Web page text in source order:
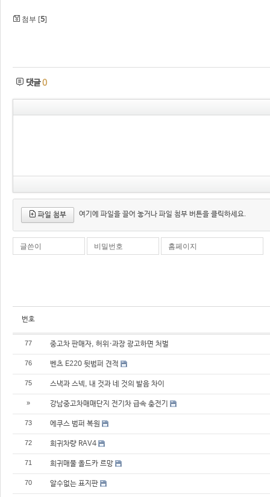
첨부 [5]
댓글0
파일 첨부 여기에 파일을 끌어 놓거나 파일 첨부 버튼을 클릭하세요.
글쓴이 비밀번호 홈페이지
번호
77 중고차 판매자, 허위·과장 광고하면 처벌
76 벤츠 E220 뒷범퍼 견적
75 스낵과 스넥, 내 것과 네 것의 발음 차이
» 강남중고차매매단지 전기차 급속 충전기
73 에쿠스 범퍼 복원
72 희귀차량 RAV4
71 희귀매물 올드카 르망
70 알수없는 표지판